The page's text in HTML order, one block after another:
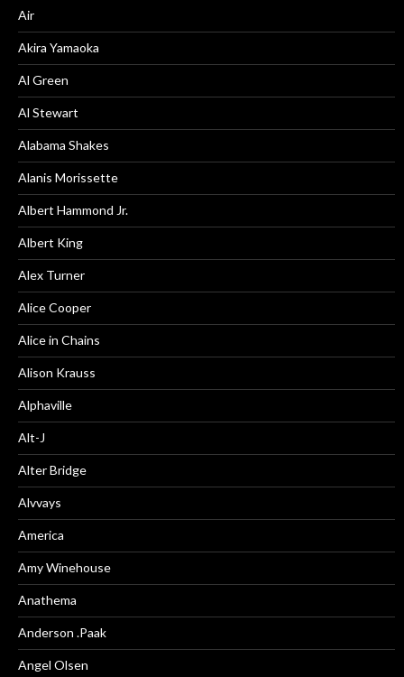
Air
Akira Yamaoka
Al Green
Al Stewart
Alabama Shakes
Alanis Morissette
Albert Hammond Jr.
Albert King
Alex Turner
Alice Cooper
Alice in Chains
Alison Krauss
Alphaville
Alt-J
Alter Bridge
Alvvays
America
Amy Winehouse
Anathema
Anderson .Paak
Angel Olsen